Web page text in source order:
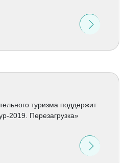
туризма поддержит
2019. Перезагрузка»